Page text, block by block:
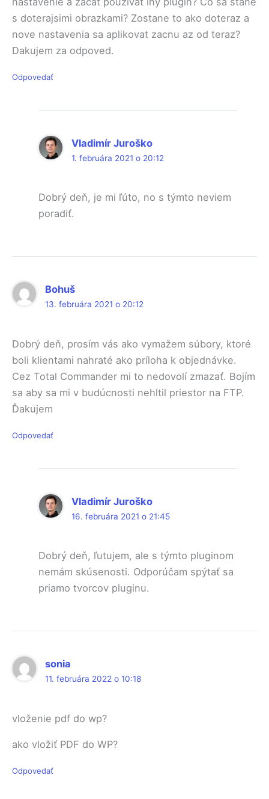
s doterajsimi obrazkami? Zostane to ako doteraz a
nove nastavenia sa aplikovat zacnu az od teraz?
Dakujem za odpoved.
Odpovedať
Vladimír Juroško
1. februára 2021 o 20:12
Dobrý deň, je mi ľúto, no s týmto neviem
poradiť.
Bohuš
13. februára 2021 o 20:12
Dobrý deň, prosím vás ako vymažem súbory, ktoré
boli klientami nahraté ako príloha k objednávke.
Cez Total Commander mi to nedovolí zmazať. Bojím
sa aby sa mi v budúcnosti nehltil priestor na FTP.
Ďakujem
Odpovedať
Vladimír Juroško
16. februára 2021 o 21:45
Dobrý deň, ľutujem, ale s týmto pluginom
nemám skúsenosti. Odporúčam spýtať sa
priamo tvorcov pluginu.
sonia
11. februára 2022 o 10:18
vloženie pdf do wp?
ako vložiť PDF do WP?
Odpovedať